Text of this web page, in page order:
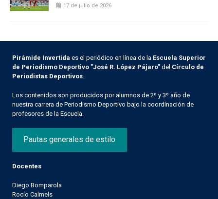
17 de julio de 2026
Pirámide Invertida es el periódico en línea de la Escuela Superior
de Periodismo Deportivo "José R. López Pájaro" del Círculo de
Periodistas Deportivos
Los contenidos son producidos por alumnos de 2º y 3º año de
nuestra carrera de Periodismo Deportivo bajo la coordinación de
profesores de la Escuela.
Pautas generales de estilo
Docentes
Diego Bomparola
Rocío Calmels